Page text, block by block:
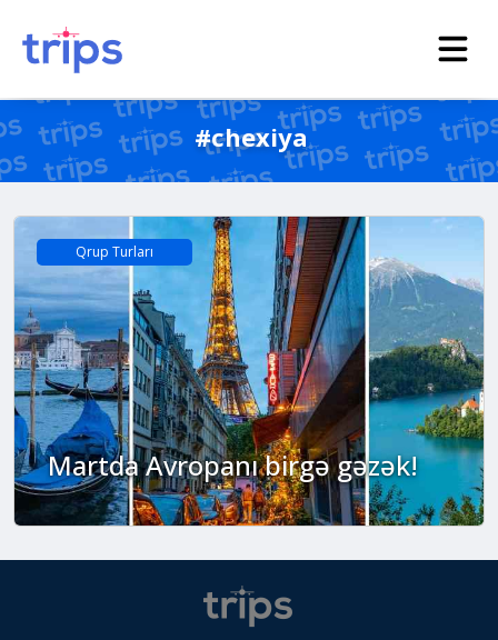
#chexiya
Qrup Turları
Martda Avropanı birgə gəzək!